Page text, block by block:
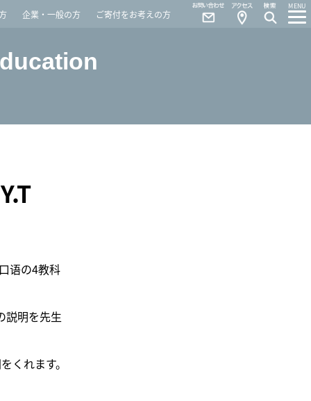
企業・一般の方 ご寄付をお考えの方
MENU
Access
Contact
语の4教科
説明を先生
くれます。